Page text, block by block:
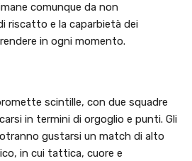
comunque da non
riscatto e la caparbietà dei
in ogni momento.
scintille, con due squadre
in termini di orgoglio e punti. Gli
gustarsi un match di alto
in cui tattica, cuore e